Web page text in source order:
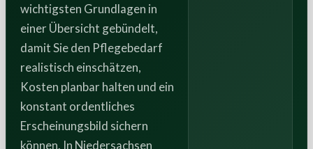
wichtigsten Grundlagen in
einer Übersicht gebündelt,
damit Sie den Pflegebedarf
realistisch einschätzen,
Kosten planbar halten und ein
konstant ordentliches
Erscheinungsbild sichern
können. In Niedersachsen